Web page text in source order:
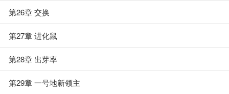
第26章 交换
第27章 进化鼠
第28章 出芽率
第29章 一号地新领主